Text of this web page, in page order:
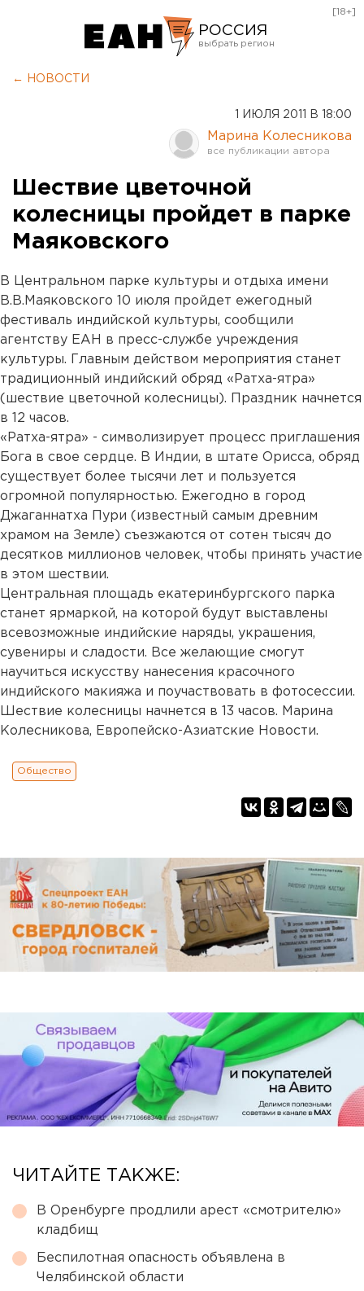
РОССИЯ
Оренбург
[18+]
← НОВОСТИ
1 ИЮЛЯ 2011 В 18:00
Марина Колесникова
Шествие цветочной
колесницы пройдет в парке
Маяковского
В Центральном парке культуры и отдыха имени
В.В.Маяковского 10 июля пройдет ежегодный
фестиваль индийской культуры, сообщили
агентству ЕАН в пресс-службе учреждения
культуры. Главным действом мероприятия станет
традиционный индийский обряд «Ратха-ятра»
(шествие цветочной колесницы). Праздник начнется
в 12 часов.
«Ратха-ятра» - символизирует процесс приглашения
Бога в свое сердце. В Индии, в штате Орисса, обряд
существует более тысячи лет и пользуется
огромной популярностью. Ежегодно в город
Джаганнатха Пури (известный самым древним
храмом на Земле) съезжаются от сотен тысяч до
десятков миллионов человек, чтобы принять участие
в этом шествии.
Центральная площадь екатеринбургского парка
станет ярмаркой, на которой будут выставлены
всевозможные индийские наряды, украшения,
сувениры и сладости. Все желающие смогут
научиться искусству нанесения красочного
индийского макияжа и поучаствовать в фотосессии.
Шествие колесницы начнется в 13 часов. Марина
Колесникова, Европейско-Азиатские Новости.
Общество
ЧИТАЙТЕ ТАКЖЕ:
В Оренбурге продлили арест «смотрителю»
кладбищ
Беспилотная опасность объявлена в
Челябинской области